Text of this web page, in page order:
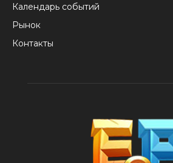
Календарь событий
Рынок
Контакты